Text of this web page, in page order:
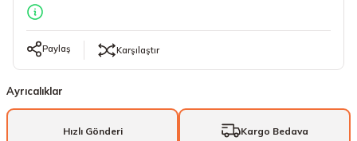
Paylaş Karşılaştır
Ayrıcalıklar
Hızlı Gönderi Kargo Bedava